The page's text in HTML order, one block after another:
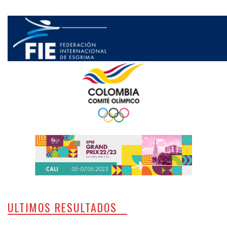
ULTIMOS RESULTADOS